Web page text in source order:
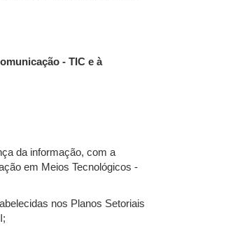
- TIC e à
da informação, com a
em Meios Tecnológicos -
nos Planos Setoriais